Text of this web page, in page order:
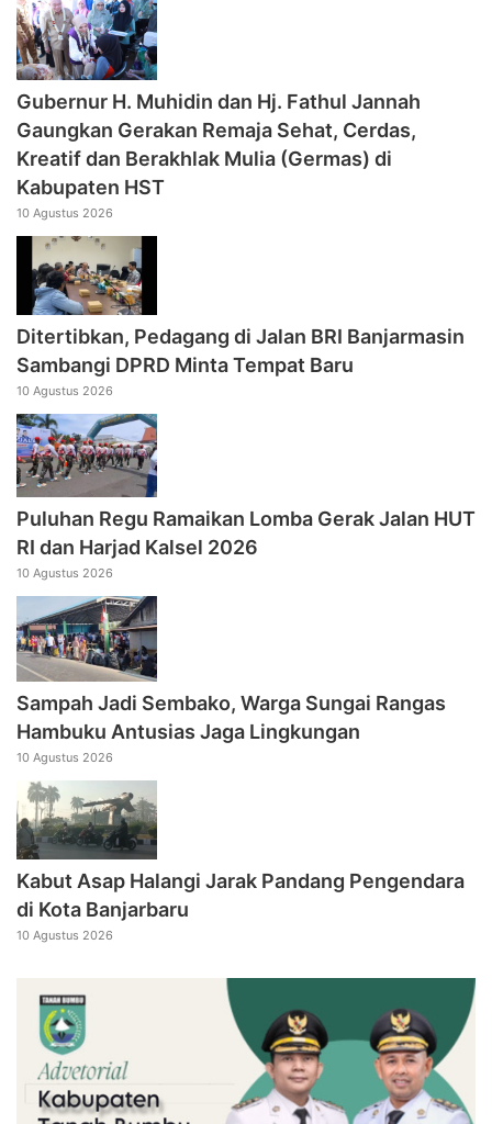
‎Gubernur H. Muhidin dan Hj. Fathul Jannah
Gaungkan Gerakan Remaja Sehat, Cerdas,
Kreatif dan Berakhlak Mulia (Germas) di
Kabupaten HST
10 Agustus 2026
Ditertibkan, Pedagang di Jalan BRI Banjarmasin
Sambangi DPRD Minta Tempat Baru
10 Agustus 2026
Puluhan Regu Ramaikan Lomba Gerak Jalan HUT
RI dan Harjad Kalsel 2026
10 Agustus 2026
Sampah Jadi Sembako, Warga Sungai Rangas
Hambuku Antusias Jaga Lingkungan
10 Agustus 2026
Kabut Asap Halangi Jarak Pandang Pengendara
di Kota Banjarbaru
10 Agustus 2026